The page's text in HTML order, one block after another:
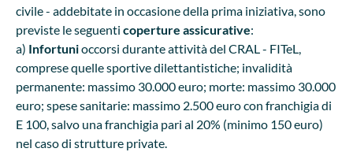
civile - addebitate in occasione della prima iniziativa, sono
previste le seguenti coperture assicurative:
a) Infortunioccorsi durante attività del CRAL - FITeL,
comprese quelle sportive dilettantistiche; invalidità
permanente: massimo 30.000 euro; morte: massimo 30.000
euro; spese sanitarie: massimo 2.500 euro con franchigia di
E 100, salvo una franchigia pari al 20% (minimo 150 euro)
nel caso di strutture private.